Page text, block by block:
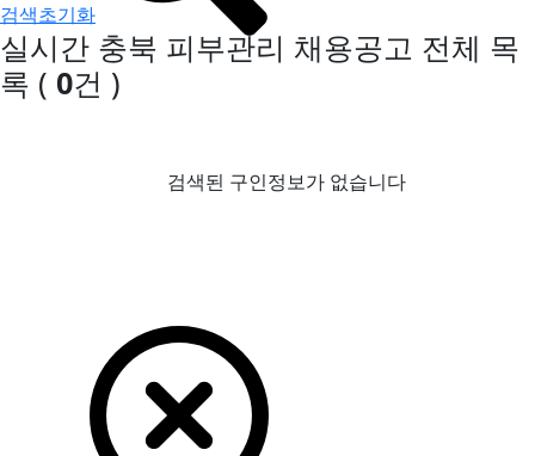
검색초기화
실시간 충북 피부관리 채용공고 전체 목
록 ( 0건 )
검색된 구인정보가 없습니다